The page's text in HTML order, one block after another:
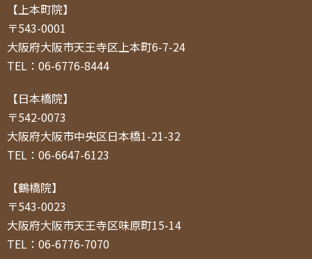
【上本町院】
〒543-0001
大阪府大阪市天王寺区上本町6-7-24
TEL：06-6776-8444
【日本橋院】
〒542-0073
大阪府大阪市中央区日本橋1-21-32
TEL：06-6647-6123
【鶴橋院】
〒543-0023
大阪府大阪市天王寺区味原町15-14
TEL：06-6776-7070